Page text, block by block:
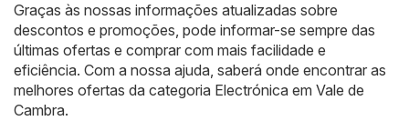
Graças às nossas informações atualizadas sobre
descontos e promoções, pode informar-se sempre das
últimas ofertas e comprar com mais facilidade e
eficiência. Com a nossa ajuda, saberá onde encontrar as
melhores ofertas da categoria Electrónica em Vale de
Cambra.